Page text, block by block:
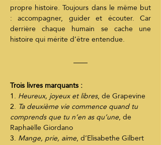
propre histoire. Toujours dans le même but
: accompagner, guider et écouter. Car
derrière chaque humain se cache une
histoire qui mérite d’être entendue.
Trois livres marquants :
1. Heureux, joyeux et libres, de Grapevine
2. Ta deuxième vie commence quand tu
comprends que tu n’en as qu’une, de
Raphaëlle Giordano
3. Mange, prie, aime, d’Elisabethe Gilbert